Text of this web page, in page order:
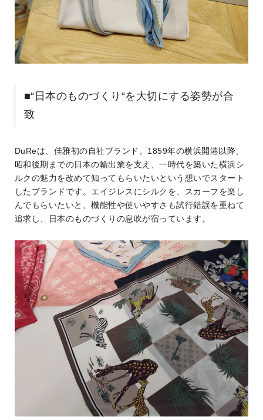
■“日本のものづくり“を大切にする姿勢が合
致
DuReは、佳雅初の自社ブランド。1859年の横浜開港以降、
昭和後期までの日本の輸出業を支え、一時代を築いた横浜シ
ルクの魅力を改めて知ってもらいたいという想いでスタート
したブランドです。エイジレスにシルクを、スカーフを楽し
んでもらいたいと、機能性や使いやすさも試行錯誤を重ねて
追求し、日本のものづくりの息吹が宿っています。